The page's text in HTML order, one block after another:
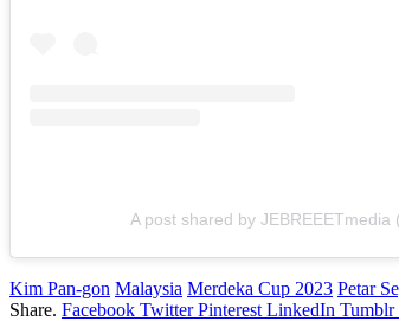
A post shared by JEBREEETmedia
Kim Pan-gon Malaysia Merdeka Cup 2023 Petar
Share. Facebook Twitter Pinterest LinkedIn Tumblr